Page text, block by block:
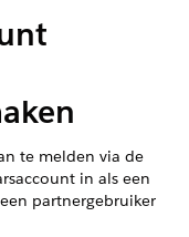
te melden via de
in als een
partnergebruiker